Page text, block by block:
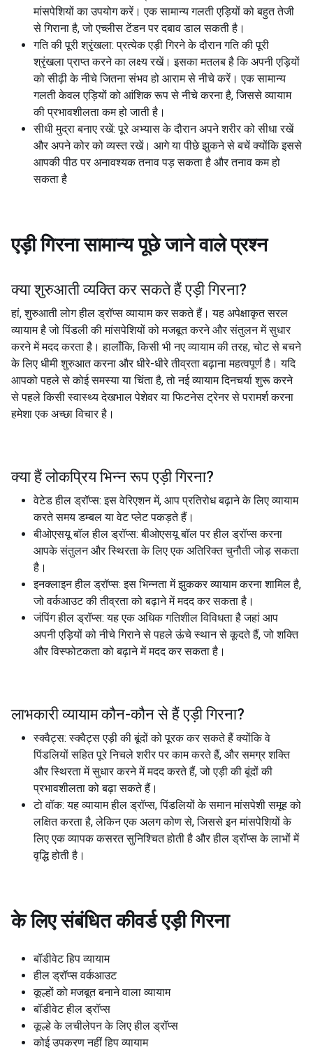
मांसपेशियों का उपयोग करें। एक सामान्य गलती एड़ियों को बहुत तेजी
से गिराना है, जो एच्लीस टेंडन पर दबाव डाल सकती है।
गति की पूरी श्रृंखला: प्रत्येक एड़ी गिरने के दौरान गति की पूरी
श्रृंखला प्राप्त करने का लक्ष्य रखें। इसका मतलब है कि अपनी एड़ियों
को सीढ़ी के नीचे जितना संभव हो आराम से नीचे करें। एक सामान्य
गलती केवल एड़ियों को आंशिक रूप से नीचे करना है, जिससे व्यायाम
की प्रभावशीलता कम हो जाती है।
सीधी मुद्रा बनाए रखें: पूरे अभ्यास के दौरान अपने शरीर को सीधा रखें
और अपने कोर को व्यस्त रखें। आगे या पीछे झुकने से बचें क्योंकि इससे
आपकी पीठ पर अनावश्यक तनाव पड़ सकता है और तनाव कम हो
सकता है
एड़ी गिरना सामान्य पूछे जाने वाले प्रश्न
क्या शुरुआती व्यक्ति कर सकते हैं एड़ी गिरना?
हां, शुरुआती लोग हील ड्रॉप्स व्यायाम कर सकते हैं। यह अपेक्षाकृत सरल
व्यायाम है जो पिंडली की मांसपेशियों को मजबूत करने और संतुलन में सुधार
करने में मदद करता है। हालाँकि, किसी भी नए व्यायाम की तरह, चोट से बचने
के लिए धीमी शुरुआत करना और धीरे-धीरे तीव्रता बढ़ाना महत्वपूर्ण है। यदि
आपको पहले से कोई समस्या या चिंता है, तो नई व्यायाम दिनचर्या शुरू करने
से पहले किसी स्वास्थ्य देखभाल पेशेवर या फिटनेस ट्रेनर से परामर्श करना
हमेशा एक अच्छा विचार है।
क्या हैं लोकप्रिय भिन्न रूप एड़ी गिरना?
वेटेड हील ड्रॉप्स: इस वेरिएशन में, आप प्रतिरोध बढ़ाने के लिए व्यायाम
करते समय डम्बल या वेट प्लेट पकड़ते हैं।
बीओएसयू बॉल हील ड्रॉप्स: बीओएसयू बॉल पर हील ड्रॉप्स करना
आपके संतुलन और स्थिरता के लिए एक अतिरिक्त चुनौती जोड़ सकता
है।
इनक्लाइन हील ड्रॉप्स: इस भिन्नता में झुककर व्यायाम करना शामिल है,
जो वर्कआउट की तीव्रता को बढ़ाने में मदद कर सकता है।
जंपिंग हील ड्रॉप्स: यह एक अधिक गतिशील विविधता है जहां आप
अपनी एड़ियों को नीचे गिराने से पहले ऊंचे स्थान से कूदते हैं, जो शक्ति
और विस्फोटकता को बढ़ाने में मदद कर सकता है।
लाभकारी व्यायाम कौन-कौन से हैं एड़ी गिरना?
स्क्वैट्स: स्क्वैट्स एड़ी की बूंदों को पूरक कर सकते हैं क्योंकि वे
पिंडलियों सहित पूरे निचले शरीर पर काम करते हैं, और समग्र शक्ति
और स्थिरता में सुधार करने में मदद करते हैं, जो एड़ी की बूंदों की
प्रभावशीलता को बढ़ा सकते हैं।
टो वॉक: यह व्यायाम हील ड्रॉप्स, पिंडलियों के समान मांसपेशी समूह को
लक्षित करता है, लेकिन एक अलग कोण से, जिससे इन मांसपेशियों के
लिए एक व्यापक कसरत सुनिश्चित होती है और हील ड्रॉप्स के लाभों में
वृद्धि होती है।
के लिए संबंधित कीवर्ड एड़ी गिरना
बॉडीवेट हिप व्यायाम
हील ड्रॉप्स वर्कआउट
कूल्हों को मजबूत बनाने वाला व्यायाम
बॉडीवेट हील ड्रॉप्स
कूल्हे के लचीलेपन के लिए हील ड्रॉप्स
कोई उपकरण नहीं हिप व्यायाम